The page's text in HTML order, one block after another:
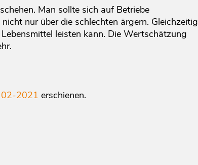
Man sollte sich auf Betriebe
nur über die schlechten ärgern. Gleichzeitig
leisten kann. Die Wertschätzung
02-2021 erschienen.